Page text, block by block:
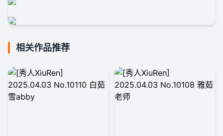
相关作品推荐